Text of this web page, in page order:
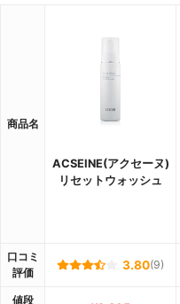
商品名
ACSEINE(アクセーヌ)
リセットウォッシュ
口コミ
評価
3.80(9)
値段